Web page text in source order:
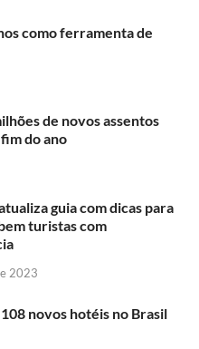
como ferramenta de
de novos assentos
do ano
guia com dicas para
turistas com
2023
novos hotéis no Brasil